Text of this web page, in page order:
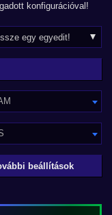
konfigurációval!
beállítások